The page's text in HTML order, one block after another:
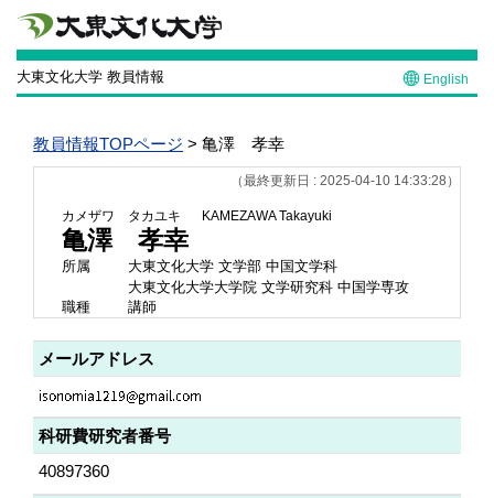
大東文化大学 教員情報 English
教員情報TOPページ > 亀澤 孝幸
（最終更新日 : 2025-04-10 14:33:28）
カメザワ タカユキ KAMEZAWA Takayuki
亀澤 孝幸
所属
大東文化大学 文学部 中国文学科
大東文化大学大学院 文学研究科 中国学専攻
職種
講師
メールアドレス
科研費研究者番号
40897360